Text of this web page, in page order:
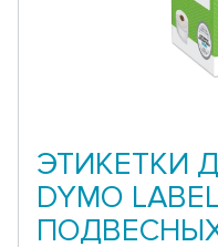
ЭТИКЕТКИ
DYMO